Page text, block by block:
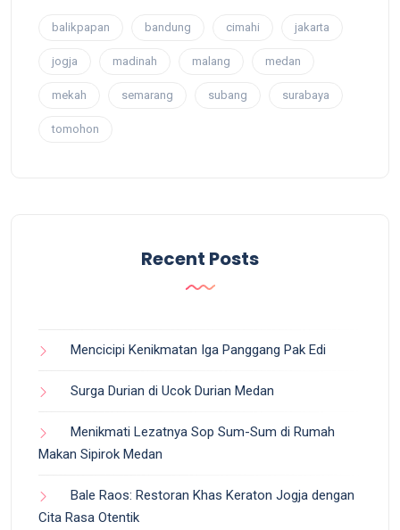
balikpapan bandung cimahi jakarta
jogja madinah malang medan
mekah semarang subang surabaya
tomohon
Recent Posts
Mencicipi Kenikmatan Iga Panggang Pak Edi
Surga Durian di Ucok Durian Medan
Menikmati Lezatnya Sop Sum-Sum di Rumah
Makan Sipirok Medan
Bale Raos: Restoran Khas Keraton Jogja dengan
Cita Rasa Otentik